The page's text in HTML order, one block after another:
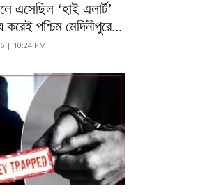
‘হাই এলার্ট’
পশ্চিম মেদিনীপুরে...
| 10:24 PM